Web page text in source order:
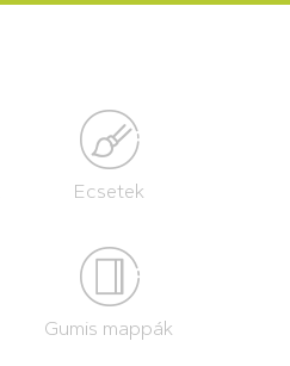
Ecsetek
Gumis mappák